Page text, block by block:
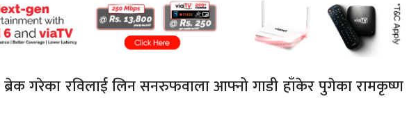
गरेका रविलाई लिन सनरुफवाला आफ्नो गाडी हाँकेर पुगेका रामकृष्ण